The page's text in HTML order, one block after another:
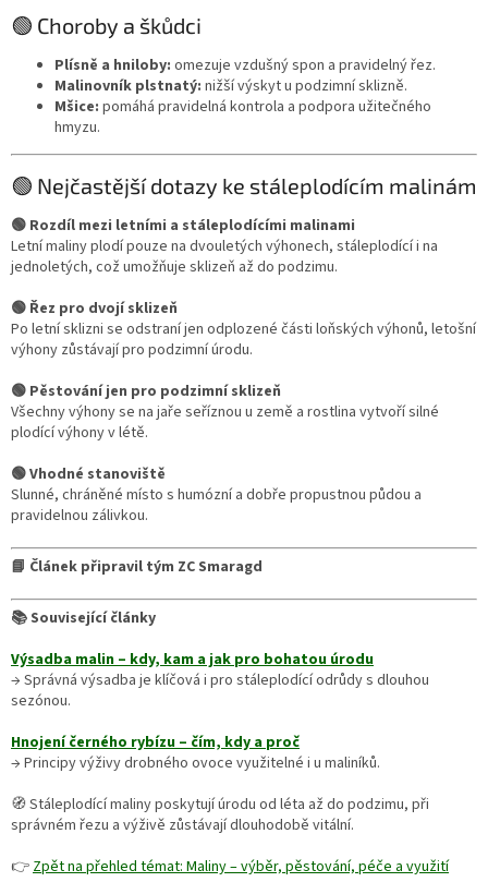
🟢 Choroby a škůdci
Plísně a hniloby: omezuje vzdušný spon a pravidelný řez.
Malinovník plstnatý: nižší výskyt u podzimní sklizně.
Mšice: pomáhá pravidelná kontrola a podpora užitečného
hmyzu.
🟢 Nejčastější dotazy ke stáleplodícím malinám
🟢 Rozdíl mezi letními a stáleplodícími malinami
Letní maliny plodí pouze na dvouletých výhonech, stáleplodící i na
jednoletých, což umožňuje sklizeň až do podzimu.
🟢 Řez pro dvojí sklizeň
Po letní sklizni se odstraní jen odplozené části loňských výhonů, letošní
výhony zůstávají pro podzimní úrodu.
🟢 Pěstování jen pro podzimní sklizeň
Všechny výhony se na jaře seříznou u země a rostlina vytvoří silné
plodící výhony v létě.
🟢 Vhodné stanoviště
Slunné, chráněné místo s humózní a dobře propustnou půdou a
pravidelnou zálivkou.
📘 Článek připravil tým ZC Smaragd
📚 Související články
Výsadba malin – kdy, kam a jak pro bohatou úrodu
→ Správná výsadba je klíčová i pro stáleplodící odrůdy s dlouhou
sezónou.
Hnojení černého rybízu – čím, kdy a proč
→ Principy výživy drobného ovoce využitelné i u maliníků.
🧭 Stáleplodící maliny poskytují úrodu od léta až do podzimu, při
správném řezu a výživě zůstávají dlouhodobě vitální.
👉 Zpět na přehled témat: Maliny – výběr, pěstování, péče a využití